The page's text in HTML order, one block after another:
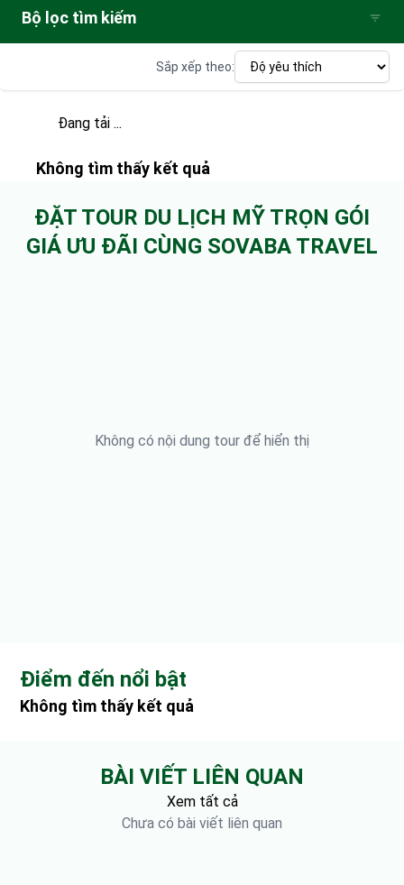
Bộ lọc tìm kiếm
Sắp xếp theo:
Đang tải ...
Không tìm thấy kết quả
ĐẶT TOUR DU LỊCH MỸ TRỌN GÓI
GIÁ ƯU ĐÃI CÙNG SOVABA TRAVEL
Không có nội dung tour để hiển thị
Điểm đến nổi bật
Không tìm thấy kết quả
BÀI VIẾT LIÊN QUAN
Xem tất cả
Chưa có bài viết liên quan